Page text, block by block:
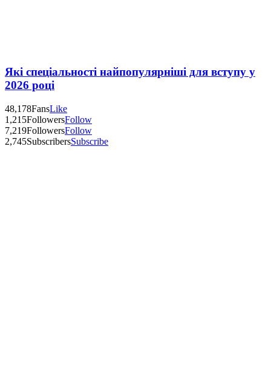
Які спеціальності найпопулярніші для вступу у
2026 році
48,178FansLike
1,215FollowersFollow
7,219FollowersFollow
2,745SubscribersSubscribe